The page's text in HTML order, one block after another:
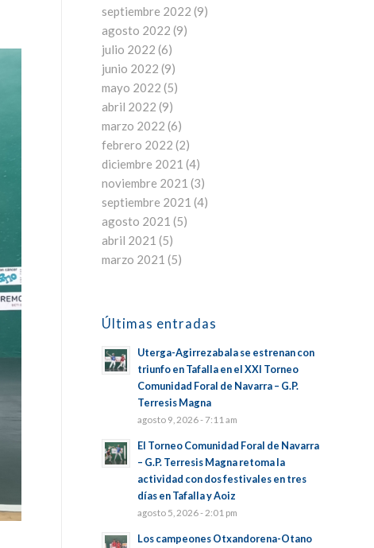
septiembre 2022 (9)
agosto 2022 (9)
julio 2022 (6)
junio 2022 (9)
mayo 2022 (5)
abril 2022 (9)
marzo 2022 (6)
febrero 2022 (2)
diciembre 2021 (4)
noviembre 2021 (3)
septiembre 2021 (4)
agosto 2021 (5)
abril 2021 (5)
marzo 2021 (5)
Últimas entradas
Uterga-Agirrezabala se estrenan con
triunfo en Tafalla en el XXI Torneo
Comunidad Foral de Navarra – G.P.
Terresis Magna
agosto 9, 2026 - 7:11 am
El Torneo Comunidad Foral de Navarra
– G.P. Terresis Magna retoma la
actividad con dos festivales en tres
días en Tafalla y Aoiz
agosto 5, 2026 - 2:01 pm
Los campeones Otxandorena-Otano